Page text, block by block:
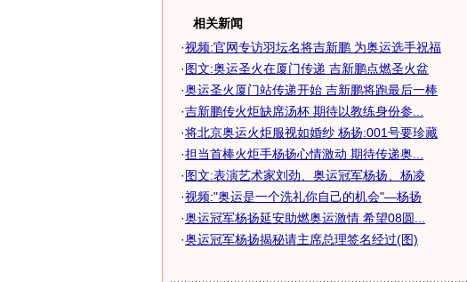
相关新闻
·视频:官网专访羽坛名将吉新鹏 为奥运选手祝福
·图文:奥运圣火在厦门传递 吉新鹏点燃圣火盆
·奥运圣火厦门站传递开始 吉新鹏将跑最后一棒
·吉新鹏传火炬缺席汤杯 期待以教练身份参...
·将北京奥运火炬服视如婚纱 杨扬:001号要珍藏
·担当首棒火炬手杨扬心情激动 期待传递奥...
·图文:表演艺术家刘劲、奥运冠军杨扬、杨凌
·视频:"奥运是一个洗礼你自己的机会"—杨扬
·奥运冠军杨扬延安助燃奥运激情 希望08圆...
·奥运冠军杨扬揭秘请主席总理签名经过(图)